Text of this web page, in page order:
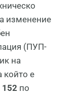
изменение
(ПУП-
на
който е
152 по